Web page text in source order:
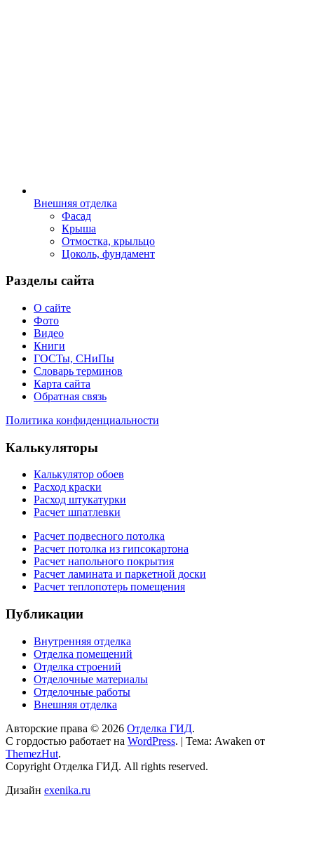
Внешняя отделка
Фасад
Крыша
Отмостка, крыльцо
Цоколь, фундамент
Разделы сайта
О сайте
Фото
Видео
Книги
ГОСТы, СНиПы
Словарь терминов
Карта сайта
Обратная связь
Политика конфиденциальности
Калькуляторы
Калькулятор обоев
Расход краски
Расход штукатурки
Расчет шпатлевки
Расчет подвесного потолка
Расчет потолка из гипсокартона
Расчет напольного покрытия
Расчет ламината и паркетной доски
Расчет теплопотерь помещения
Публикации
Внутренняя отделка
Отделка помещений
Отделка строений
Отделочные материалы
Отделочные работы
Внешняя отделка
Авторские права © 2026 Отделка ГИД.
С гордостью работает на WordPress. | Тема: Awaken от
ThemezHut.
Copyright Отделка ГИД. All rights reserved.
Дизайн exenika.ru